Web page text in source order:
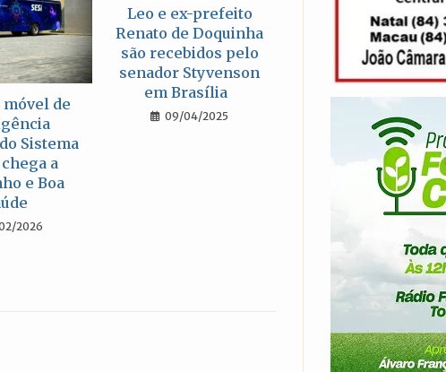
móvel de
Sistema
a
e Boa
2026
Leo e ex-prefeito
Renato de Doquinha
são recebidos pelo
senador Styvenson
em Brasília
09/04/2025